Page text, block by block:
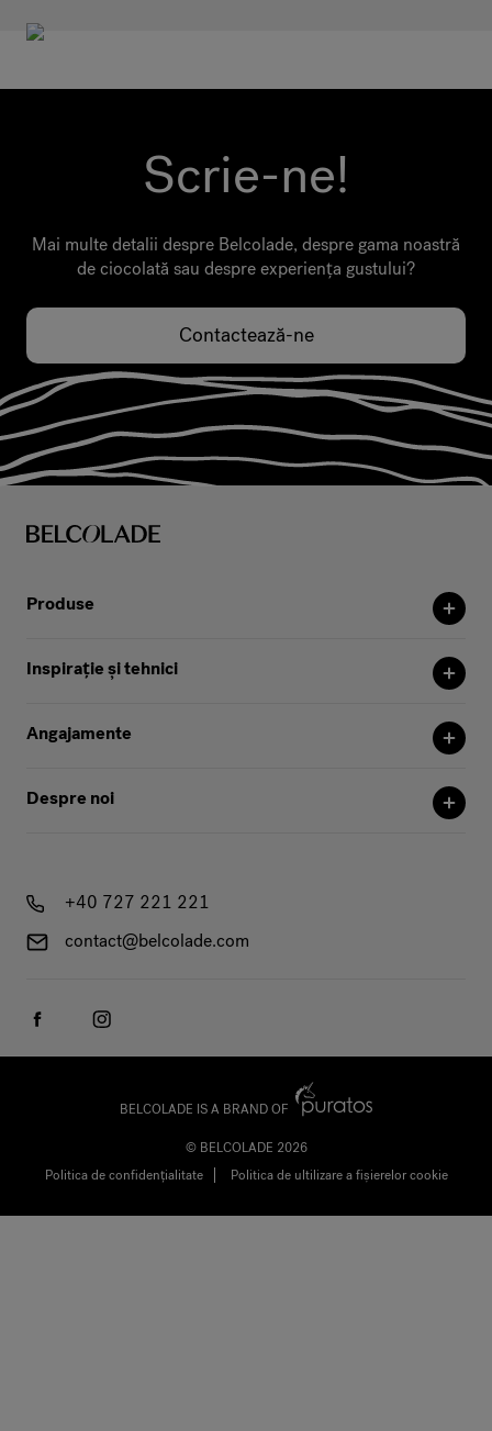
Scrie-ne!
Mai multe detalii despre Belcolade, despre gama noastră
de ciocolată sau despre experiența gustului?
Contactează-ne
Produse
Inspirație și tehnici
Angajamente
Despre noi
+40 727 221 221
contact@belcolade.com
© BELCOLADE 2026
Politica de confidențialitate
Politica de ultilizare a fișierelor cookie
BELCOLADE IS A BRAND OF